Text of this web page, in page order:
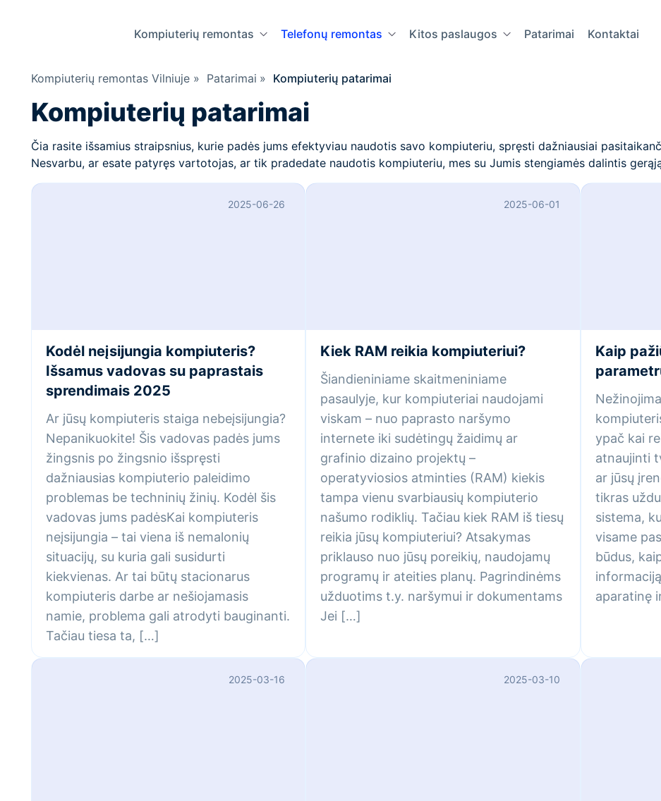
Kompiuterių remontas Telefonų remontas Kitos paslaugos Patarimai Kontaktai
Kompiuterių remontas Vilniuje » Patarimai » Kompiuterių patarimai
Kompiuterių patarimai
Čia rasite išsamius straipsnius, kurie padės jums efektyviau naudotis savo kompiuteriu, spręsti dažniausiai
Nesvarbu, ar esate patyręs vartotojas, ar tik pradedate naudotis kompiuteriu, mes su Jumis stengiamės dalintis
2025-06-26
Kodėl neįsijungia kompiuteris?
Išsamus vadovas su paprastais
sprendimais 2025
Ar jūsų kompiuteris staiga nebeįsijungia?
Nepanikuokite! Šis vadovas padės jums
žingsnis po žingsnio išspręsti
dažniausias kompiuterio paleidimo
problemas be techninių žinių. Kodėl šis
vadovas jums padėsKai kompiuteris
neįsijungia – tai viena iš nemalonių
situacijų, su kuria gali susidurti
kiekvienas. Ar tai būtų stacionarus
kompiuteris darbe ar nešiojamasis
namie, problema gali atrodyti bauginanti.
Tačiau tiesa ta, […]
2025-06-01
Kiek RAM reikia kompiuteriui?
Šiandieniniame skaitmeniniame
pasaulyje, kur kompiuteriai naudojami
viskam – nuo paprasto naršymo
internete iki sudėtingų žaidimų ar
grafinio dizaino projektų –
operatyviosios atminties (RAM) kiekis
tampa vienu svarbiausių kompiuterio
našumo rodiklių. Tačiau kiek RAM iš tiesų
reikia jūsų kompiuteriui? Atsakymas
priklauso nuo jūsų poreikių, naudojamų
programų ir ateities planų. Pagrindinėms
užduotims t.y. naršymui ir dokumentams
Jei […]
Kaip
ypač kai
atnaujinti
ar jūsų
tikras
sistema,
visame
būdus,
aparatinę
2025-03-16 2025-03-10